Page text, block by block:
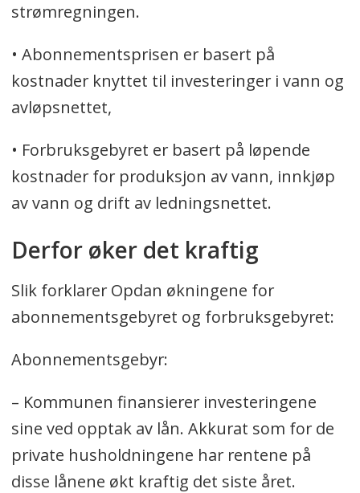
strømregningen.
• Abonnementsprisen er basert på
kostnader knyttet til investeringer i vann og
avløpsnettet,
• Forbruksgebyret er basert på løpende
kostnader for produksjon av vann, innkjøp
av vann og drift av ledningsnettet.
Derfor øker det kraftig
Slik forklarer Opdan økningene for
abonnementsgebyret og forbruksgebyret:
Abonnementsgebyr:
– Kommunen finansierer investeringene
sine ved opptak av lån. Akkurat som for de
private husholdningene har rentene på
disse lånene økt kraftig det siste året.